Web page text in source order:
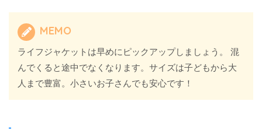
MEMO
ライフジャケットは早めにピックアップしましょう。 混
んでくると途中でなくなります。サイズは子どもから大
人まで豊富。小さいお子さんでも安心です！